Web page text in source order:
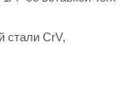
стали CrV,